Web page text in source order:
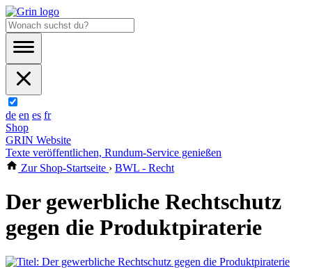
de en es fr
Shop
GRIN Website
Texte veröffentlichen, Rundum-Service genießen
Zur Shop-Startseite › BWL - Recht
Der gewerbliche Rechtschutz
gegen die Produktpiraterie